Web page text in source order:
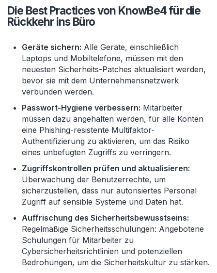
Die Best Practices von KnowBe4 für die
Rückkehr ins Büro
Geräte sichern: Alle Geräte, einschließlich
Laptops und Mobiltelefone, müssen mit den
neuesten Sicherheits-Patches aktualisiert werden,
bevor sie mit dem Unternehmensnetzwerk
verbunden werden.
Passwort-Hygiene verbessern: Mitarbeiter
müssen dazu angehalten werden, für alle Konten
eine Phishing-resistente Multifaktor-
Authentifizierung zu aktivieren, um das Risiko
eines unbefugten Zugriffs zu verringern.
Zugriffskontrollen prüfen und aktualisieren:
Überwachung der Benutzerrechte, um
sicherzustellen, dass nur autorisiertes Personal
Zugriff auf sensible Systeme und Daten hat.
Auffrischung des Sicherheitsbewusstseins:
Regelmäßige Sicherheitsschulungen: Angebotene
Schulungen für Mitarbeiter zu
Cybersicherheitsrichtlinien und potenziellen
Bedrohungen, um die Sicherheitskultur zu stärken.